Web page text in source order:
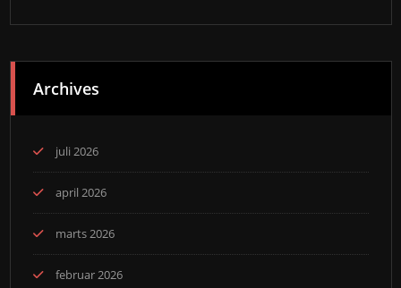
Archives
juli 2026
april 2026
marts 2026
februar 2026